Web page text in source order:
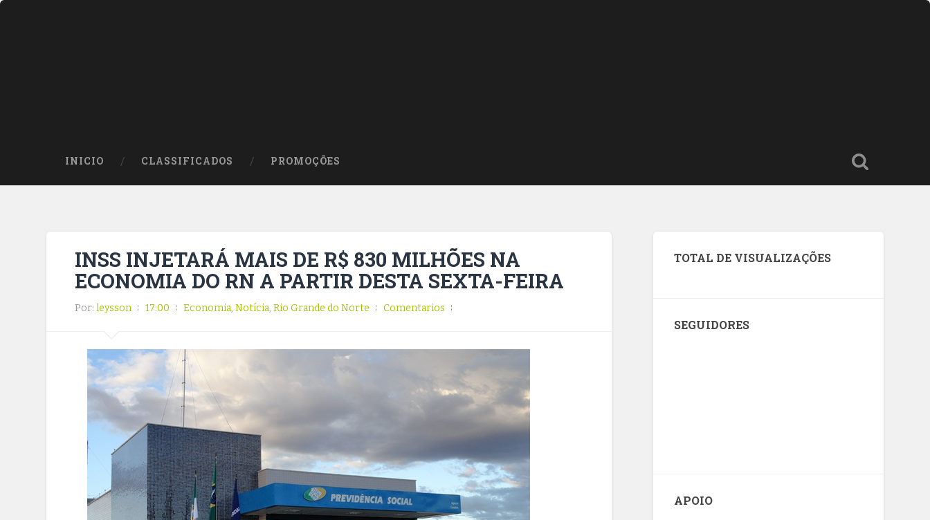
INICIO CLASSIFICADOS PROMOÇÕES
INSS INJETARÁ MAIS DE R$ 830 MILHÕES NA
ECONOMIA DO RN A PARTIR DESTA SEXTA-FEIRA
Por:leysson 17:00 Economia,Notícia,Rio Grande do Norte Comentarios
TOTAL DE VISUALIZAÇÕES
SEGUIDORES
APOIO